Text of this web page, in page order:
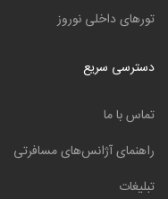
تورهای داخلی نوروز
دسترسی سریع
تماس با ما
راهنمای آژانس‌های مسافرتی
تبلیغات